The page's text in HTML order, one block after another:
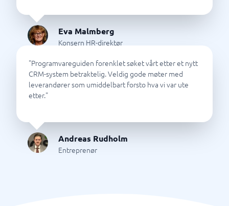
Eva Malmberg
Konsern HR-direktør
"Programvareguiden forenklet søket vårt etter et nytt
CRM-system betraktelig. Veldig gode møter med
leverandører som umiddelbart forsto hva vi var ute
etter."
Andreas Rudholm
Entreprenør